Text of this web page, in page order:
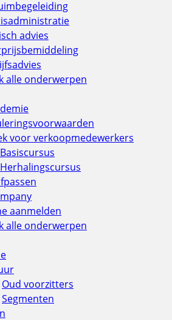
advies
alle onderwerpen
voor verkoopmedewerkers
aanmelden
alle onderwerpen
Oud voorzitters
Segmenten